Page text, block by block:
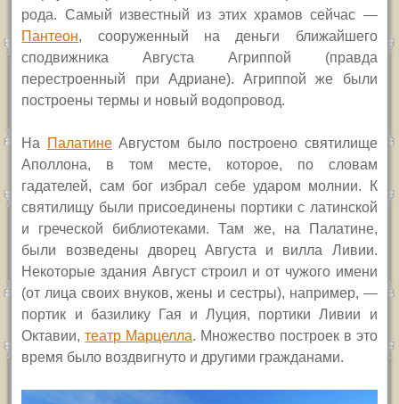
рода. Самый известный из этих храмов сейчас —
Пантеон, сооруженный на деньги ближайшего
сподвижника Августа Агриппой (правда
перестроенный при Адриане). Агриппой же были
построены термы и новый водопровод.
На ПалатинеАвгустом было построено святилище
Аполлона, в том месте, которое, по словам
гадателей, сам бог избрал себе ударом молнии. К
святилищу были присоединены портики с латинской
и греческой библиотеками. Там же, на Палатине,
были возведены дворец Августа и вилла Ливии.
Некоторые здания Август строил и от чужого имени
(от лица своих внуков, жены и сестры), например, —
портик и базилику Гая и Луция, портики Ливии и
Октавии,театр Марцелла. Множество построек в это
время было воздвигнуто и другими гражданами.